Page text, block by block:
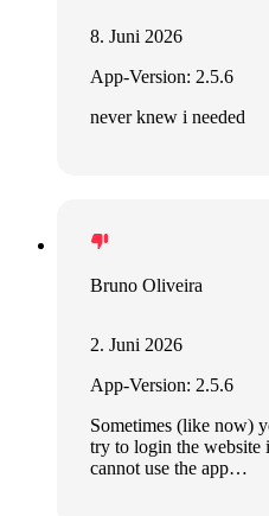
8. Juni 2026
App-Version: 2.5.6
never knew i needed
Bruno Oliveira
2. Juni 2026
App-Version: 2.5.6
Sometimes (like now)
try to login the website
cannot use the app…